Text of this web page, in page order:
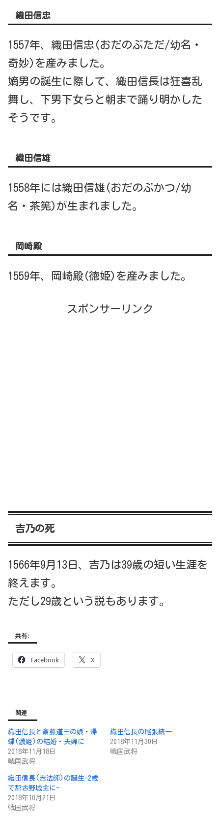
織田信忠
1557年、織田信忠(おだのぶただ/幼名・
奇妙)を産みました。
嫡男の誕生に際して、織田信長は狂喜乱
舞し、下男下女らと朝まで踊り明かした
そうです。
織田信雄
1558年には織田信雄(おだのぶかつ/幼
名・茶筅)が生まれました。
岡崎殿
1559年、岡崎殿(徳姫)を産みました。
スポンサーリンク
吉乃の死
1566年9月13日、吉乃は39歳の短い生涯を
終えます。
ただし29歳という説もあります。
共有:
Facebook X
関連
織田信長と斎藤道三の娘・帰
蝶(濃姫)の結婚・夫婦に
2018年11月18日
戦国武将
織田信長の尾張統一
2018年11月30日
戦国武将
織田信長(吉法師)の誕生-2歳
で那古野城主に-
2018年10月21日
戦国武将